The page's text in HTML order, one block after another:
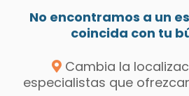
No encontramos a un
coincida con tu
Cambia la
especialistas que